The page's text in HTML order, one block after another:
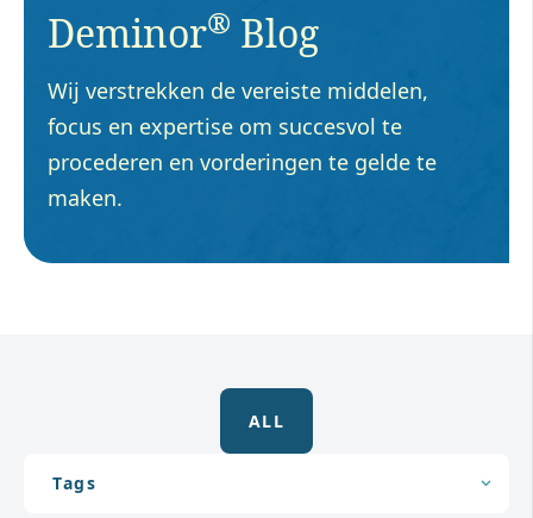
Deminor® Blog
Wij verstrekken de vereiste middelen,
focus en expertise om succesvol te
procederen en vorderingen te gelde te
maken.
ALL